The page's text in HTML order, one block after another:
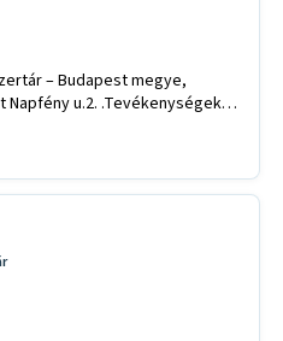
– Budapest megye,
Napfény u.2. .Tevékenységek,